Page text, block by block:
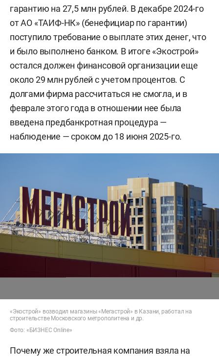
гарантию на 27,5 млн рублей. В декабре 2024-го
от АО «ТАИФ-НК» (бенефициар по гарантии)
поступило требование о выплате этих денег, что
и было выполнено банком. В итоге «Экострой»
остался должен финансовой организации еще
около 29 млн рублей с учетом процентов. С
долгами фирма рассчитаться не смогла, и в
феврале этого года в отношении нее была
введена предбанкротная процедура —
наблюдение — сроком до 18 июня 2025-го.
«Экострой» возводил магазины «Мегастрой» в Казани, работал на
строительстве Московского метрополитена и др.
Фото: «БИЗНЕС Online»
Почему же строительная компания взяла на